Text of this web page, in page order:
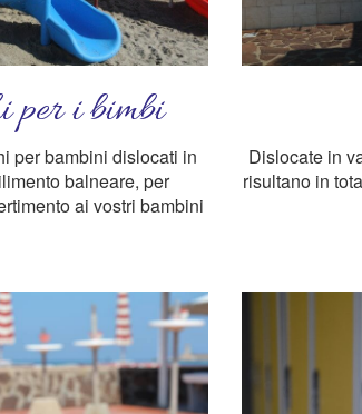
per i bimbi
per bambini dislocati in
balneare, per
ai vostri bambini
Dislocate in
risultano in